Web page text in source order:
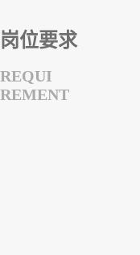
岗位要求
REQUI
REMENT